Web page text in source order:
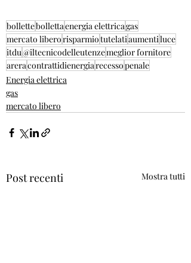
bollettebollettaenergia elettricagas
mercato liberorisparmiotutelatiaumentiluce
itdu@iltecnicodelleutenzemeglior fornitore
areracontrattidienergiarecessopenale
Energia elettrica
gas
mercato libero
Post recenti Mostra tutti